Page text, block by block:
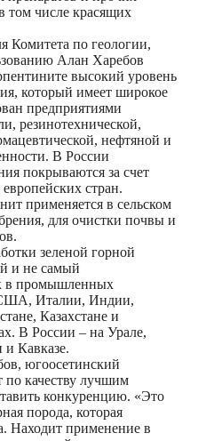
том числе красящих
Комитета по геологии,
Алан Харебов
высокий уровень
который имеет широкое
предприятиями
резинотехнической,
нефтяной и
В России
покрываются за счет
стран.
применяется в сельском
для очистки почвы и
зеленой горной
и не самый
в промышленных
Италии, Индии,
Казахстане и
В России – на Урале,
и Кавказе.
югоосетинский
по качеству лучшим
конкуренцию. «Это
порода, которая
Находит применение в